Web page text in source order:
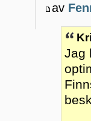
av
Jag